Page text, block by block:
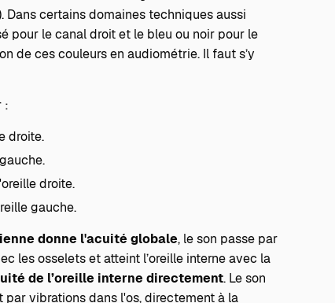
certains domaines techniques aussi
pour le canal droit et le bleu ou noir pour le
de ces couleurs en audiométrie. Il faut s’y
:
droite.
droite.
gauche.
donne l'acuité globale, le son passe par
les osselets et atteint l’oreille interne avec la
de l’oreille interne directement. Le son
par vibrations dans l'os, directement à la